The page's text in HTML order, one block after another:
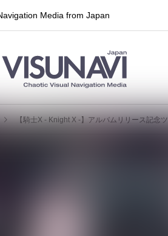
Media from Japan
【騎士X - Knight X -】アルバムリリース記